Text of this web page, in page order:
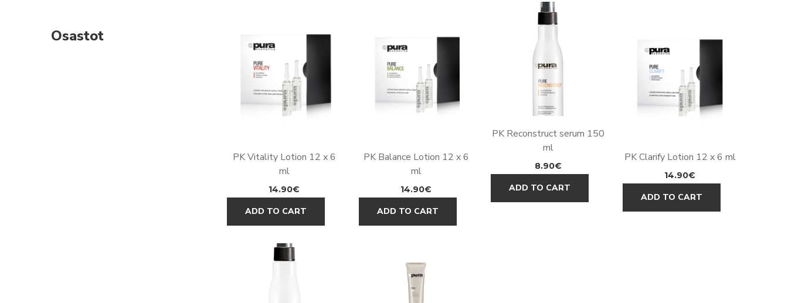
PK Vitality Lotion 12 x 6
ml
14.90€
ADD TO CART
PK Balance Lotion 12 x 6
ml
14.90€
ADD TO CART
PK Reconstruct serum 150
ml
8.90€
ADD TO CART
PK Clarify Lotion 12 x 6 ml
14.90€
ADD TO CART
Osastot